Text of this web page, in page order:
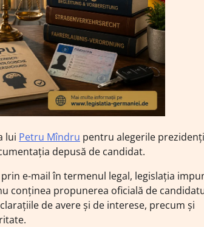
lui Petru Mîndru pentru alegerile
depusă de candidat.
e-mail în termenul legal, legislația
conținea propunerea oficială de
de avere și de interese, precum și